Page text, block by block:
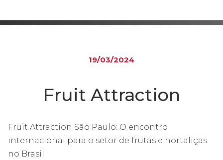
19/03/2024
Fruit Attraction
Fruit Attraction São Paulo: O encontro
internacional para o setor de frutas e hortaliças
no Brasil